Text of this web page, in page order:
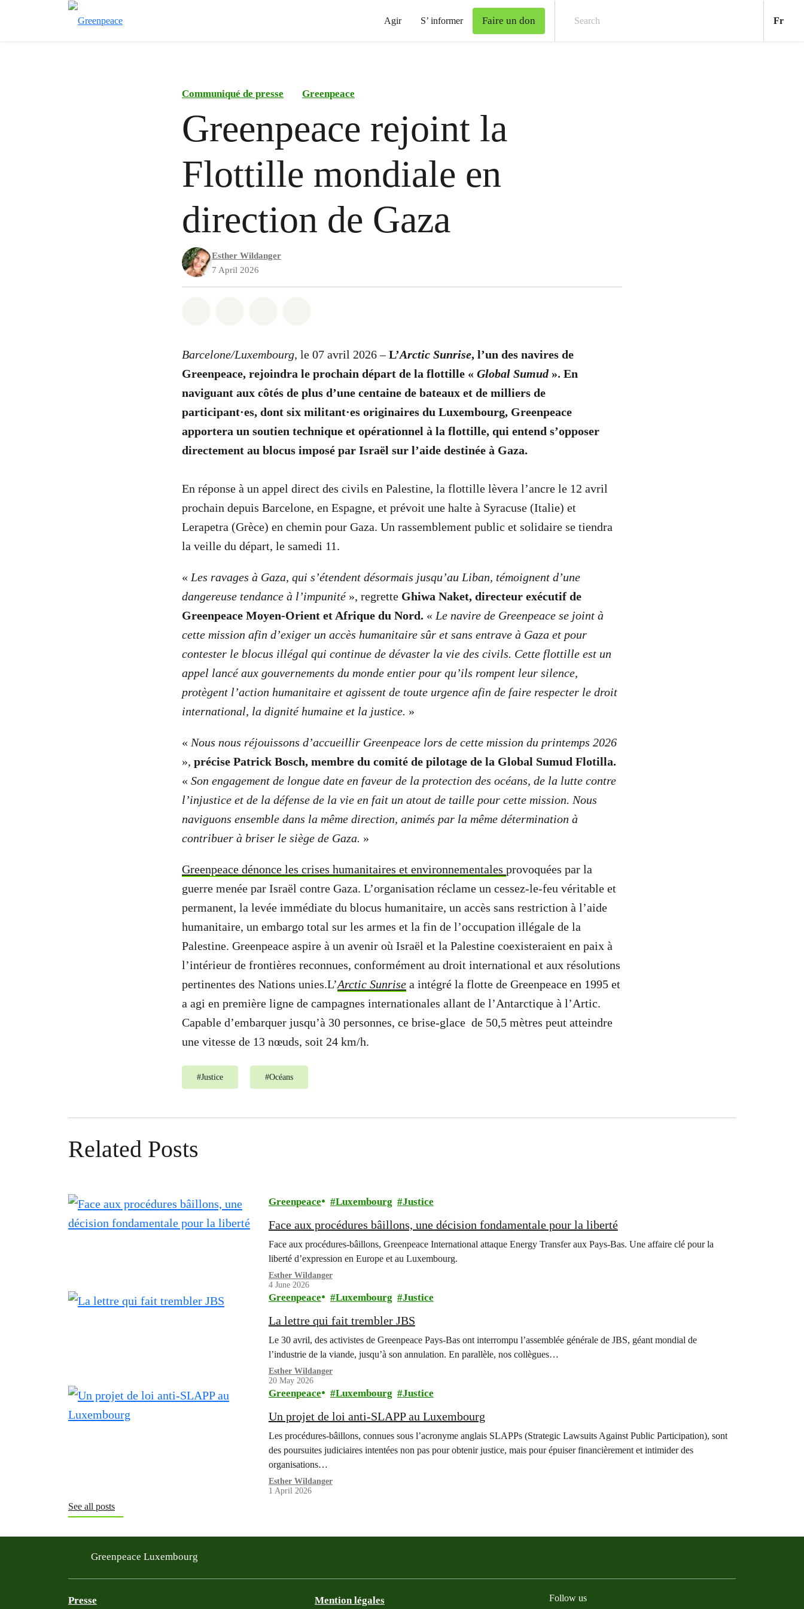
Agir S’ informer Faire un don Fr
Communiqué de presse Greenpeace
Greenpeace rejoint la
Flottille mondiale en
direction de Gaza
Esther Wildanger
7 April 2026
Barcelone/Luxembourg, le 07 avril 2026 –L’Arctic Sunrise, l’un des navires de
Greenpeace, rejoindra le prochain départ de la flottille « Global Sumud». En
naviguant aux côtés de plus d’une centaine de bateaux et de milliers de
participant·es, dont six militant·es originaires du Luxembourg, Greenpeace
apportera un soutien technique et opérationnel à la flottille, qui entend s’opposer
directement au blocus imposé par Israël sur l’aide destinée à Gaza.
En réponse à un appel direct des civils en Palestine, la flottille lèvera l’ancre le 12 avril
prochain depuis Barcelone, en Espagne, et prévoit une halte à Syracuse (Italie) et
Lerapetra (Grèce) en chemin pour Gaza. Un rassemblement public et solidaire se tiendra
la veille du départ, le samedi 11.
« Les ravages à Gaza, qui s’étendent désormais jusqu’au Liban, témoignent d’une
dangereuse tendance à l’impunité », regrette Ghiwa Naket, directeur exécutif de
Greenpeace Moyen-Orient et Afrique du Nord. « Le navire de Greenpeace se joint à
cette mission afin d’exiger un accès humanitaire sûr et sans entrave à Gaza et pour
contester le blocus illégal qui continue de dévaster la vie des civils. Cette flottille est un
appel lancé aux gouvernements du monde entier pour qu’ils rompent leur silence,
protègent l’action humanitaire et agissent de toute urgence afin de faire respecter le droit
international, la dignité humaine et la justice. »
« Nous nous réjouissons d’accueillir Greenpeace lors de cette mission du printemps 2026
», précise Patrick Bosch, membre du comité de pilotage de la Global Sumud Flotilla.
« Son engagement de longue date en faveur de la protection des océans, de la lutte contre
l’injustice et de la défense de la vie en fait un atout de taille pour cette mission. Nous
naviguons ensemble dans la même direction, animés par la même détermination à
contribuer à briser le siège de Gaza. »
Greenpeace dénonce les crises humanitaires et environnementales provoquées par la
guerre menée par Israël contre Gaza. L’organisation réclame un cessez-le-feu véritable et
permanent, la levée immédiate du blocus humanitaire, un accès sans restriction à l’aide
humanitaire, un embargo total sur les armes et la fin de l’occupation illégale de la
Palestine. Greenpeace aspire à un avenir où Israël et la Palestine coexisteraient en paix à
l’intérieur de frontières reconnues, conformément au droit international et aux résolutions
pertinentes des Nations unies.L’Arctic Sunrise a intégré la flotte de Greenpeace en 1995 et
a agi en première ligne de campagnes internationales allant de l’Antarctique à l’Artic.
Capable d’embarquer jusqu’à 30 personnes, ce brise-glace de 50,5 mètres peut atteindre
une vitesse de 13 nœuds, soit 24 km/h.
#Justice #Océans
Related Posts
Greenpeace Luxembourg Justice
Face aux procédures bâillons, une décision fondamentale pour la liberté
Face aux procédures-bâillons, Greenpeace International attaque Energy Transfer aux Pays-Bas. Une affaire clé pour la
liberté d’expression en Europe et au Luxembourg.
Esther Wildanger
4 June 2026
Greenpeace Luxembourg Justice
La lettre qui fait trembler JBS
Le 30 avril, des activistes de Greenpeace Pays-Bas ont interrompu l’assemblée générale de JBS, géant mondial de
l’industrie de la viande, jusqu’à son annulation. En parallèle, nos collègues…
Esther Wildanger
20 May 2026
Greenpeace Luxembourg Justice
Un projet de loi anti-SLAPP au Luxembourg
Les procédures-bâillons, connues sous l’acronyme anglais SLAPPs (Strategic Lawsuits Against Public Participation), sont
des poursuites judiciaires intentées non pas pour obtenir justice, mais pour épuiser financièrement et intimider des
organisations…
Esther Wildanger
1 April 2026
See all posts
Greenpeace Luxembourg
Follow us
Presse Mention légales